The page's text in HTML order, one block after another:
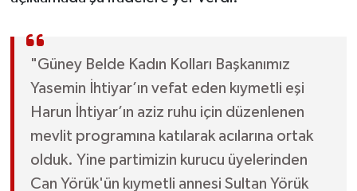
"Güney Belde Kadın Kolları Başkanımız
Yasemin İhtiyar’ın vefat eden kıymetli eşi
Harun İhtiyar’ın aziz ruhu için düzenlenen
mevlit programına katılarak acılarına ortak
olduk. Yine partimizin kurucu üyelerinden
Can Yörük'ün kıymetli annesi Sultan Yörük